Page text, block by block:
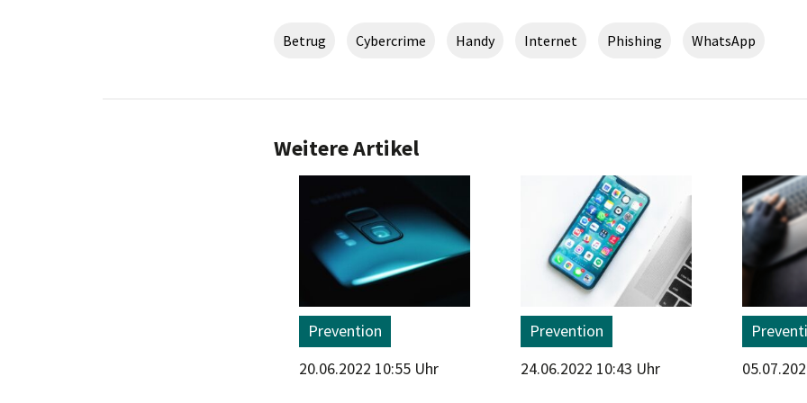
Betrug Cybercrime Handy Internet Phishing WhatsApp
Weitere Artikel
Prevention
20.06.2022 10:55 Uhr
Prevention
24.06.2022 10:43 Uhr